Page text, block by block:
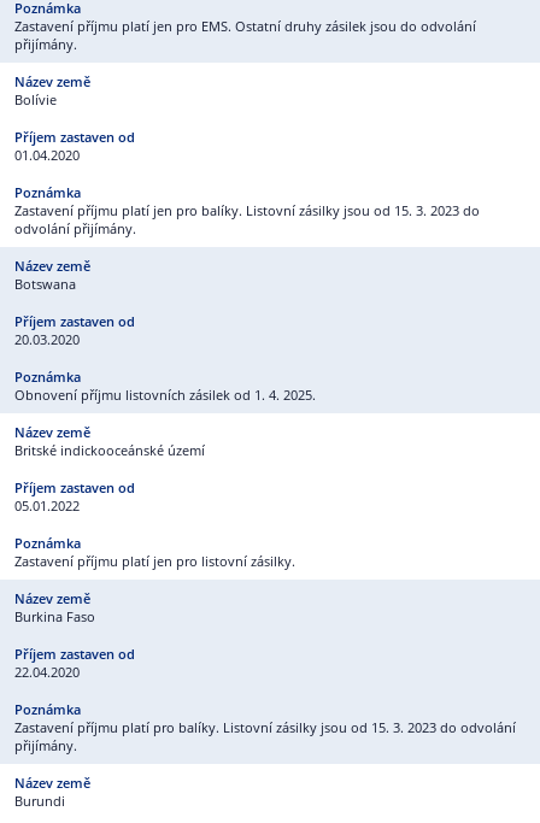
Zastavení příjmu platí jen pro EMS. Ostatní druhy zásilek jsou do odvolání
přijímány.
Bolívie
01.04.2020
Zastavení příjmu platí jen pro balíky. Listovní zásilky jsou od 15. 3. 2023 do
odvolání přijímány.
Botswana
20.03.2020
Obnovení příjmu listovních zásilek od 1. 4. 2025.
Britské indickooceánské území
05.01.2022
Zastavení příjmu platí jen pro listovní zásilky.
Burkina Faso
22.04.2020
Zastavení příjmu platí pro balíky. Listovní zásilky jsou od 15. 3. 2023 do odvolání
přijímány.
Burundi